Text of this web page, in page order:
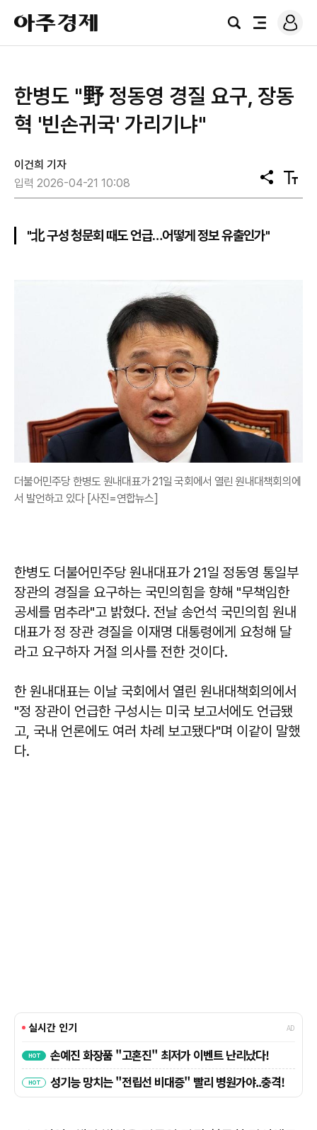
아
주
경
검
전
로
그
​​​​​​​한병도 "野 정동영 경질 요구, 장동
혁 '빈손귀국' 가리기냐"
이건희 기자
입력 2026-04-21 10:08
공
유
텍
스
"北 구성 청문회 때도 언급…어떻게 정보 유출인가"
더불어민주당 한병도 원내대표가 21일 국회에서 열린 원내대책회의에
서 발언하고 있다 [사진=연합뉴스]
한병도 더불어민주당 원내대표가 21일 정동영 통일부
장관의 경질을 요구하는 국민의힘을 향해 "무책임한
공세를 멈추라"고 밝혔다. 전날 송언석 국민의힘 원내
대표가 정 장관 경질을 이재명 대통령에게 요청해 달
라고 요구하자 거절 의사를 전한 것이다.
한 원내대표는 이날 국회에서 열린 원내대책회의에서
"정 장관이 언급한 구성시는 미국 보고서에도 언급됐
고, 국내 언론에도 여러 차례 보고됐다"며 이같이 말했
다.